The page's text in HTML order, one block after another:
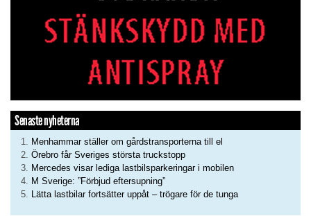
Senaste nyheterna
Menhammar ställer om gårdstransporterna till el
Örebro får Sveriges största truckstopp
Mercedes visar lediga lastbilsparkeringar i mobilen
M Sverige: ”Förbjud eftersupning”
Lätta lastbilar fortsätter uppåt – trögare för de tunga